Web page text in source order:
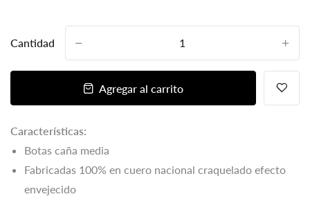
Cantidad
Agregar al carrito
Características:
Botas caña media
Fabricadas 100% en cuero nacional craquelado efecto
envejecido